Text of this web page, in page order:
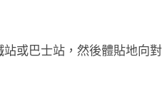
或巴士站，然後體貼地向